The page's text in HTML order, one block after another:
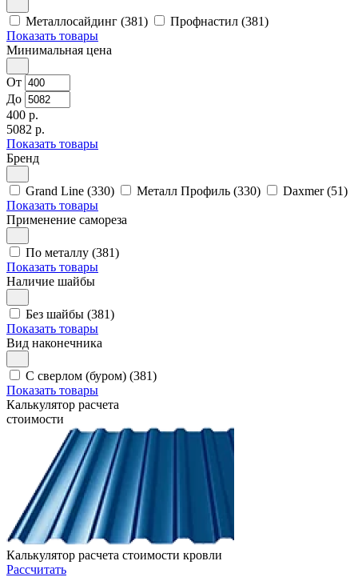
Металлосайдинг (381)
Профнастил (381)
Показать товары
Минимальная цена
От
До
400 р.
5082 р.
Показать товары
Бренд
Grand Line (330) Металл Профиль (330)
Daxmer (51)
Показать товары
Применение самореза
По металлу (381)
Показать товары
Наличие шайбы
Без шайбы (381)
Показать товары
Вид наконечника
С сверлом (буром) (381)
Показать товары
Калькулятор расчета
стоимости
Калькулятор расчета стоимости кровли
Рассчитать